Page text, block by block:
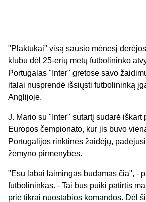
"Plaktukai" visą sausio mėnesį
klubu dėl 25-erių metų futbolininko
Portugalas "Inter" gretose savo
italai nusprendė išsiųsti futbolininką
Anglijoje.
J. Mario su "Inter" sutartį sudarė iškart
Europos čempionato, kur jis buvo
Portugalijos rinktinės žaidėjų,
žemyno pirmenybes.
"Esu labai laimingas būdamas čia", -
futbolininkas. - Tai bus puiki patirtis
prie tikrai nuostabios komandos. Dėl